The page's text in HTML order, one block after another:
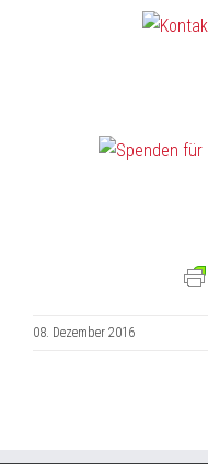
08. Dezember 2016